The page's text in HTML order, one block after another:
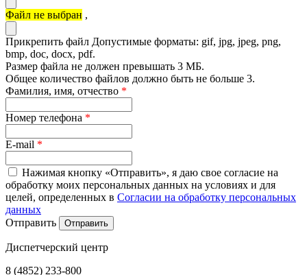
Файл не выбран ,
Прикрепить файл Допустимые форматы: gif, jpg, jpeg, png,
bmp, doc, docx, pdf.
Размер файла не должен превышать 3 МБ.
Общее количество файлов должно быть не больше 3.
Фамилия, имя, отчество *
Номер телефона *
E-mail *
Нажимая кнопку «Отправить», я даю свое согласие на
обработку моих персональных данных на условиях и для
целей, определенных в Согласии на обработку персональных
данных
Отправить
Диспетчерский центр
8 (4852) 233-800